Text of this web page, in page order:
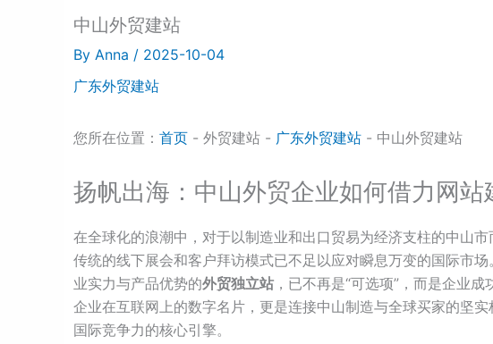
中山外贸建站
By Anna / 2025-10-04
广东外贸建站
您所在位置： 首页 - 外贸建站 - 广东外贸建站 - 中山外贸建站
扬帆出海：中山外贸企业如何借力网站
在全球化的浪潮中，对于以制造业和出口贸易为经济支柱的中山
传统的线下展会和客户拜访模式已不足以应对瞬息万变的国际市
业实力与产品优势的外贸独立站 ，已不再是“可选项”，而是企业
企业在互联网上的数字名片，更是连接中山制造与全球买家的坚
国际竞争力的核心引擎。